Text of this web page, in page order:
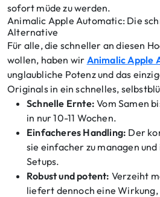
sofort müde zu werden.
Animalic Apple Automatic: Die
Alternative
Für alle, die schneller an diesen
wollen, haben wir Animalic Apple
unglaubliche Potenz und das
Originals in ein schnelles,
Schnelle Ernte: Vom Samen
in nur 10-11 Wochen.
Einfacheres Handling: Der
sie einfacher zu managen
Setups.
Robust und potent: Verzeiht
liefert dennoch eine